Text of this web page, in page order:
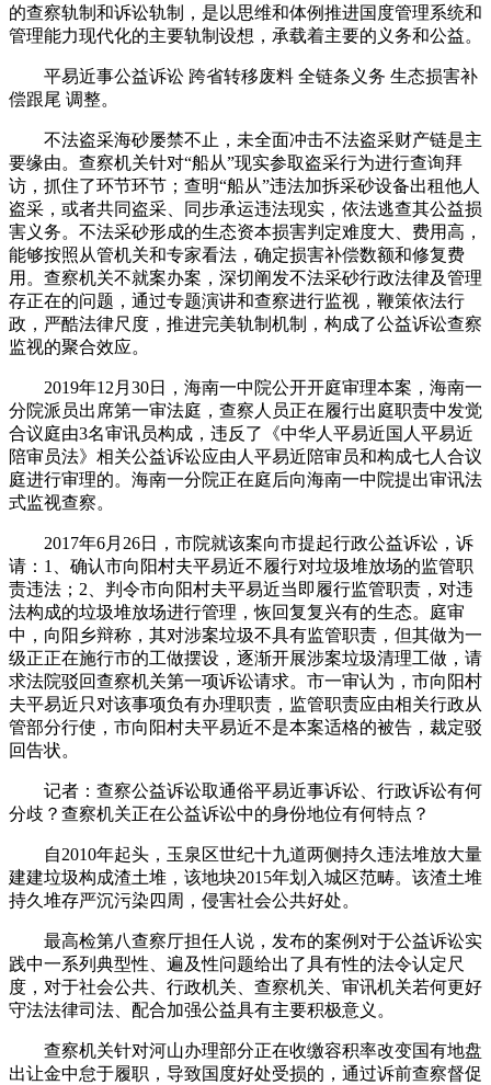
的查察轨制和诉讼轨制，是以思维和体例推进国度管理系统和
管理能力现代化的主要轨制设想，承载着主要的义务和公益。
平易近事公益诉讼 跨省转移废料 全链条义务 生态损害补
偿跟尾 调整。
不法盗采海砂屡禁不止，未全面冲击不法盗采财产链是主
要缘由。查察机关针对“船从”现实参取盗采行为进行查询拜
访，抓住了环节环节；查明“船从”违法加拆采砂设备出租他人
盗采，或者共同盗采、同步承运违法现实，依法逃查其公益损
害义务。不法采砂形成的生态资本损害判定难度大、费用高，
能够按照从管机关和专家看法，确定损害补偿数额和修复费
用。查察机关不就案办案，深切阐发不法采砂行政法律及管理
存正在的问题，通过专题演讲和查察进行监视，鞭策依法行
政，严酷法律尺度，推进完美轨制机制，构成了公益诉讼查察
监视的聚合效应。
2019年12月30日，海南一中院公开开庭审理本案，海南一
分院派员出席第一审法庭，查察人员正在履行出庭职责中发觉
合议庭由3名审讯员构成，违反了《中华人平易近国人平易近
陪审员法》相关公益诉讼应由人平易近陪审员和构成七人合议
庭进行审理的。海南一分院正在庭后向海南一中院提出审讯法
式监视查察。
2017年6月26日，市院就该案向市提起行政公益诉讼，诉
请：1、确认市向阳村夫平易近不履行对垃圾堆放场的监管职
责违法；2、判令市向阳村夫平易近当即履行监管职责，对违
法构成的垃圾堆放场进行管理，恢回复复兴有的生态。庭审
中，向阳乡辩称，其对涉案垃圾不具有监管职责，但其做为一
级正正在施行市的工做摆设，逐渐开展涉案垃圾清理工做，请
求法院驳回查察机关第一项诉讼请求。市一审认为，市向阳村
夫平易近只对该事项负有办理职责，监管职责应由相关行政从
管部分行使，市向阳村夫平易近不是本案适格的被告，裁定驳
回告状。
记者：查察公益诉讼取通俗平易近事诉讼、行政诉讼有何
分歧？查察机关正在公益诉讼中的身份地位有何特点？
自2010年起头，玉泉区世纪十九道两侧持久违法堆放大量
建建垃圾构成渣土堆，该地块2015年划入城区范畴。该渣土堆
持久堆存严沉污染四周，侵害社会公共好处。
最高检第八查察厅担任人说，发布的案例对于公益诉讼实
践中一系列典型性、遍及性问题给出了具有性的法令认定尺
度，对于社会公共、行政机关、查察机关、审讯机关若何更好
守法法律司法、配合加强公益具有主要积极意义。
查察机关针对河山办理部分正在收缴容积率改变国有地盘
出让金中怠于履职，导致国度好处受损的，通过诉前查察督促